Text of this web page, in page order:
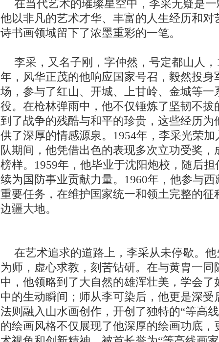
在当代艺术的璀璨星空中，李采无疑是
他以非凡的艺术才华、丰富的人生经历和对
诗书画领域留下了浓墨重彩的一笔。
李采，又名子刚，字仲然，号定都山人，
年，风华正茂的他响应国家号召，毅然投身
场，参与了红山、开城、上甘岭、金城等一
役。在枪林弹雨中，他不仅锤炼了坚韧不拔
到了战争的残酷与和平的珍贵，这些经历为
供了深厚的情感源泉。1954年，李采光荣
队期间，他凭借出色的表现多次立功受奖
榜样。1959年，他毕业于沈阳炮校，随后
续为国防事业贡献力量。1960年，他参与
重要任务，在维护国家统一和领土完整的征
边疆大地。
在艺术追求的道路上，李采从未停歇。
为师，虚心求教，刻苦钻研。在与黄胄一同
中，他领略到了大自然的雄浑壮美，学会了
中的生动瞬间；师从李可染后，他更是深受
法则融入山水画创作，开创了独特的“等高
的绘画风格不仅展现了他深厚的绘画功底，